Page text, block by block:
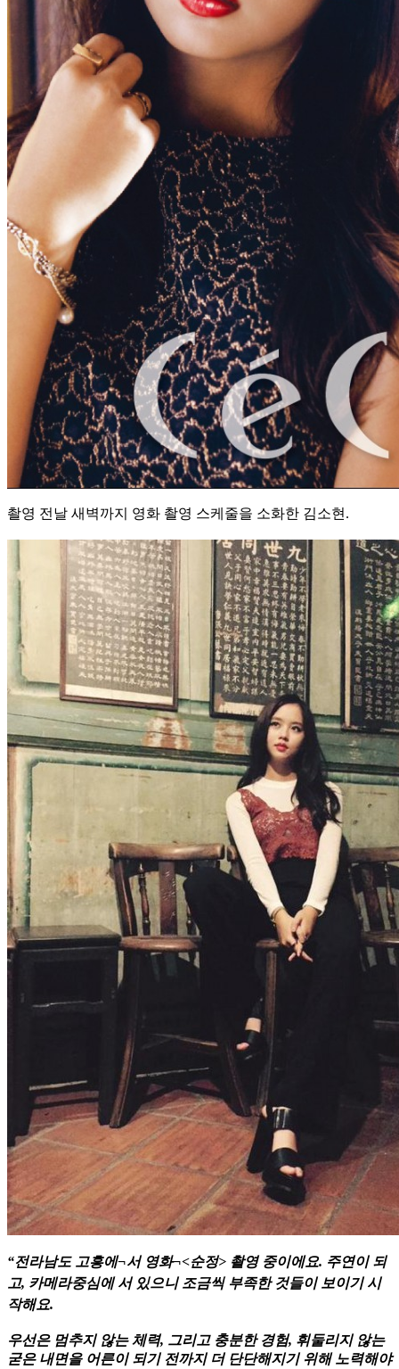
촬영 전날 새벽까지 영화 촬영 스케줄을 소화한 김소현.
“전라남도 고흥에¬서 영화¬<순정> 촬영 중이에요. 주연이 되
고, 카메라중심에 서 있으니 조금씩 부족한 것들이 보이기 시
작해요.
우선은 멈추지 않는 체력, 그리고 충분한 경험, 휘둘리지 않는
굳은 내면을 어른이 되기 전까지 더 단단해지기 위해 노력해야